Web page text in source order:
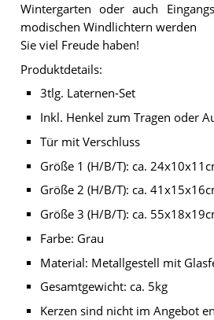
Wintergarten oder auch
modischen Windlichtern werden
Sie viel Freude haben!
Produktdetails:
3tlg. Laternen-Set
Inkl. Henkel zum Tragen oder
Tür mit Verschluss
Größe 1 (H/B/T): ca.
Größe 2 (H/B/T): ca.
Größe 3 (H/B/T): ca.
Farbe: Grau
Material: Metallgestell mit
Gesamtgewicht: ca. 5kg
Kerzen sind nicht im Angebot